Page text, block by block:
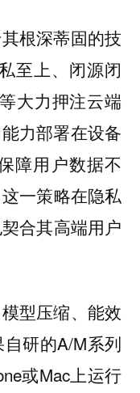
根深蒂固的技
至上、闭源闭
大力押注云端
力部署在设备
障用户数据不
一策略在隐私
合其高端用户
型压缩、能效
研的A/M系列
或Mac上运行